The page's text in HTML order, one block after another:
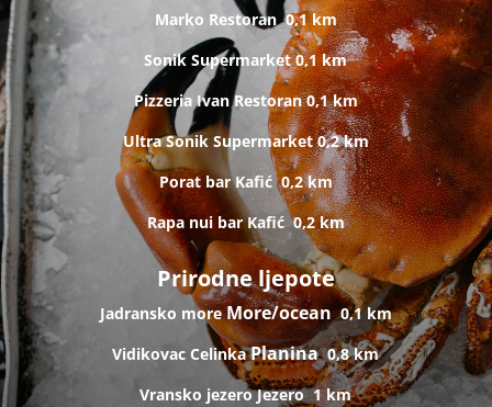
Marko Restoran0,1 km
SonikSupermarket0,1 km
Pizzeria IvanRestoran0,1 km
Ultra Sonik Supermarket0,2 km
Porat barKafić0,2 km
Rapa nui barKafić0,2 km
Prirodne ljepote
Jadransko moreMore/ocean0,1 km
Vidikovac CelinkaPlanina0,8 km
Vransko jezeroJezero1 km